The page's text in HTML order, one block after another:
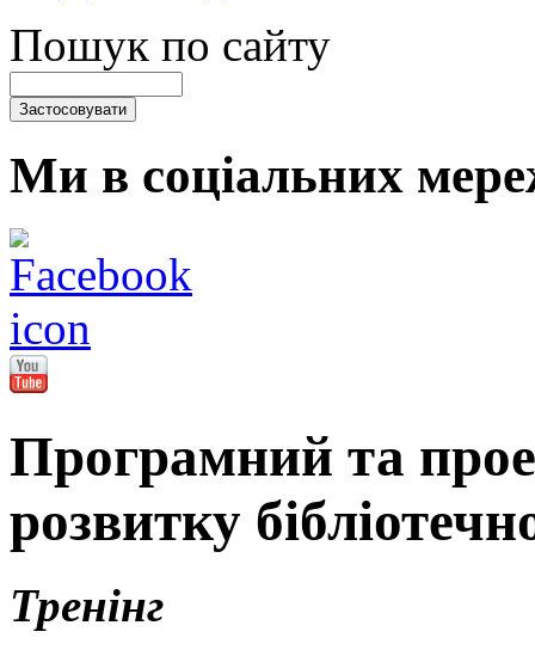
Пошук по сайту
Ми в соціальних
Програмний та
розвитку
Тренінг